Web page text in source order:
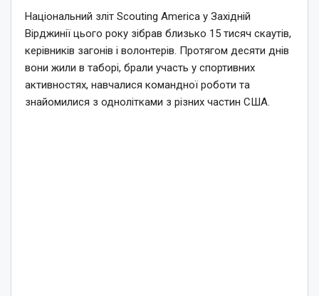
Національний зліт Scouting America у Західній
Вірджинії цього року зібрав близько 15 тисяч скаутів,
керівників загонів і волонтерів. Протягом десяти днів
вони жили в таборі, брали участь у спортивних
активностях, навчалися командної роботи та
знайомилися з однолітками з різних частин США.